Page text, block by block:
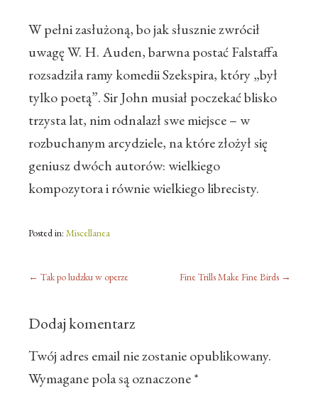
W pełni zasłużoną, bo jak słusznie zwrócił
uwagę W. H. Auden, barwna postać Falstaffa
rozsadziła ramy komedii Szekspira, który „był
tylko poetą”. Sir John musiał poczekać blisko
trzysta lat, nim odnalazł swe miejsce – w
rozbuchanym arcydziele, na które złożył się
geniusz dwóch autorów: wielkiego
kompozytora i równie wielkiego librecisty.
Posted in: Miscellanea
← Tak po ludzku w operze Fine Trills Make Fine Birds →
Dodaj komentarz
Twój adres email nie zostanie opublikowany.
Wymagane pola są oznaczone*